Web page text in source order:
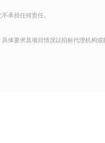
承担任何责任。
体要求及项目情况以招标代理机构或